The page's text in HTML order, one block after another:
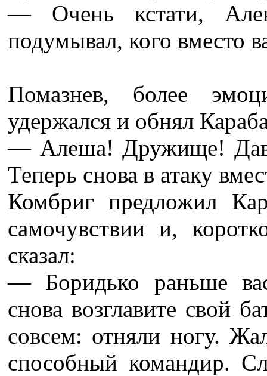
— Очень кстати,
подумывал, кого вместо
Помазнев, более
удержался и обнял
— Алеша! Дружище!
Теперь снова в атаку
Комбриг предложил
самочувствии и,
сказал:
— Боридько раньше
снова возглавите свой
совсем: отняли ногу.
способный командир.